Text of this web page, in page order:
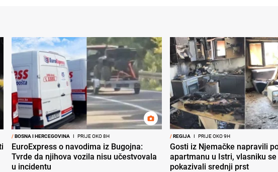
/BOSNA I HERCEGOVINA I PRIJE OKO 8H
EuroExpress o navodima iz Bugojna:
Tvrde da njihova vozila nisu učestvovala
u incidentu
/REGIJA I PRIJE OKO 9H
Gosti iz Njemačke napravili
apartmanu u Istri, vlasniku
pokazivali srednji prst